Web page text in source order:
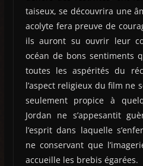
taiseux, se découvrira une
acolyte fera preuve de
ils auront su ouvrir leur
océan de bons sentiments
toutes les aspérités du
l’aspect religieux du film ne
seulement propice à
Jordan ne s’appesantit
l’esprit dans laquelle
ne conservant que
accueille les brebis égarées.